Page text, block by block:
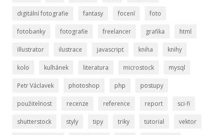
digitální fotografie fantasy focení foto
fotobanky fotografie freelancer grafika html
illustrator ilustrace javascript kniha knihy
kolo kulhánek literatura microstock mysql
Petr Václavek photoshop php postupy
použitelnost recenze reference report sci-fi
shutterstock styly tipy triky tutorial vektor